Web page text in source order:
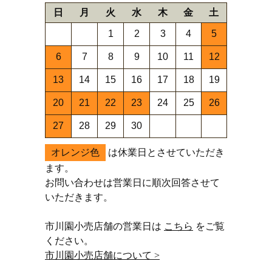
日 月 火 水 木 金 土
1 2 3 4 5
6 7 8 9 10 11 12
13 14 15 16 17 18 19
20 21 22 23 24 25 26
27 28 29 30
オレンジ色
は休業日とさせていただき
ます。
お問い合わせは営業日に順次回答させて
いただきます。
市川園小売店舗の営業日は こちら をご覧
ください。
市川園小売店舗について >